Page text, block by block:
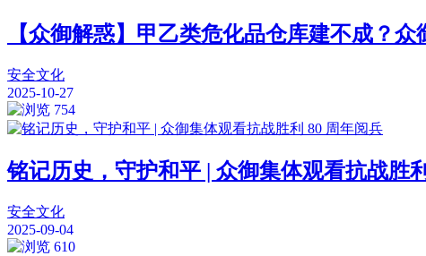
【众御解惑】甲乙类危化品仓库建不成？
安全文化
2025-10-27
754
铭记历史，守护和平 | 众御集体观看抗战胜
安全文化
2025-09-04
610